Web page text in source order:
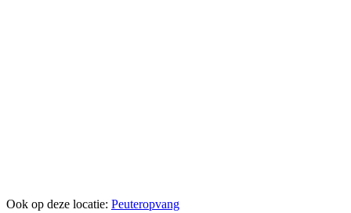
Ook op deze locatie: Peuteropvang